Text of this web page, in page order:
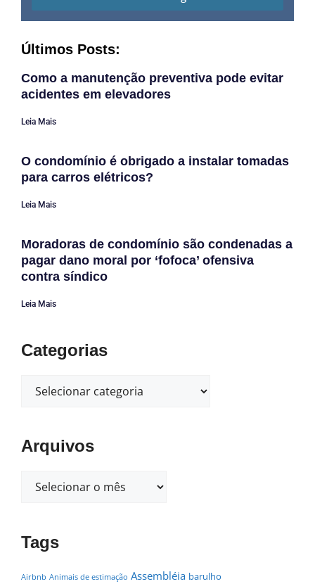
Últimos Posts:
Como a manutenção preventiva pode evitar
acidentes em elevadores
Leia Mais
O condomínio é obrigado a instalar tomadas
para carros elétricos?
Leia Mais
Moradoras de condomínio são condenadas a
pagar dano moral por ‘fofoca’ ofensiva
contra síndico
Leia Mais
Categorias
Arquivos
Tags
Airbnb Animais de estimação Assembléia barulho